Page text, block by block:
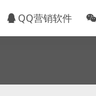
QQ营销软件